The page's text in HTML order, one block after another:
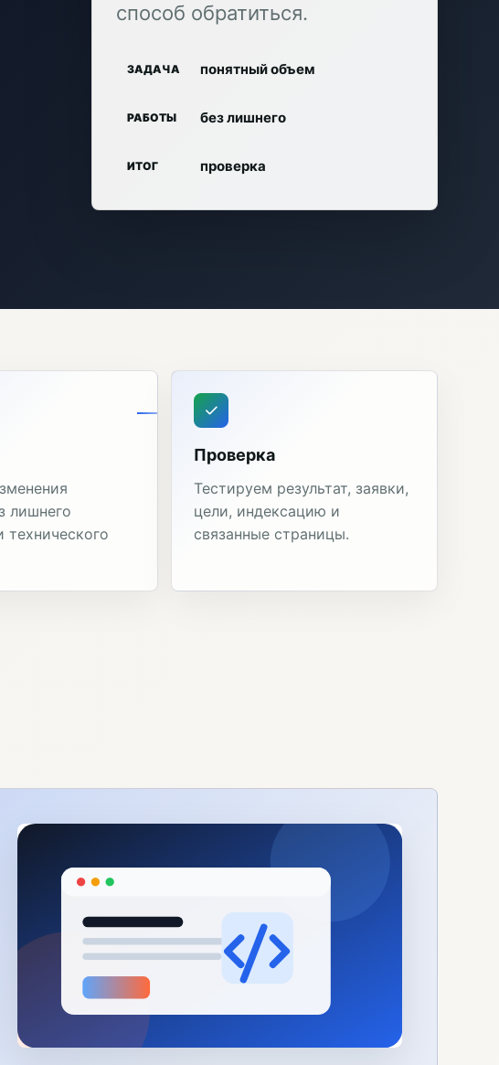
способ обратиться.
ЗАДАЧА понятный объем
РАБОТЫ без лишнего
ИТОГ проверка
лишнего
технического
Проверка
Тестируем результат, заявки,
цели, индексацию и
связанные страницы.